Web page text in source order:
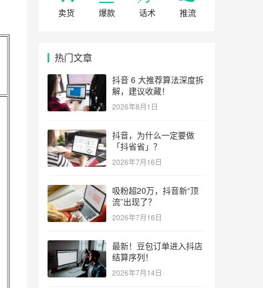
卖货 爆款 话术 推流
热门文章
抖音 6 大推荐算法深度拆
解，建议收藏！
2026年8月1日
抖音，为什么一定要做
「抖省省」？
2026年7月16日
吸粉超20万，抖音新“顶
流”出现了？
2026年7月16日
最新！豆包订单进入抖店
结算序列！
2026年7月14日